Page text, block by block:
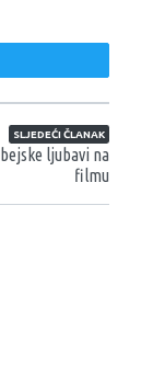
SLJEDEĆI ČLANAK
ljubavi na
filmu